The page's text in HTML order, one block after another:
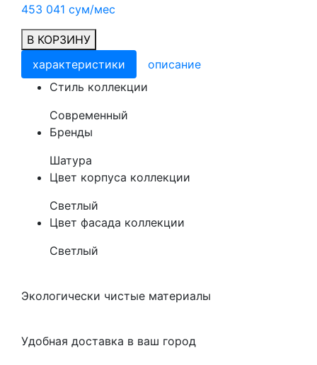
453 041 сум/мес
В КОРЗИНУ
характеристики
описание
Cтиль коллекции
Современный
Бренды
Шатура
Цвет корпуса коллекции
Светлый
Цвет фасада коллекции
Светлый
Экологически чистые материалы
Удобная доставка в ваш город